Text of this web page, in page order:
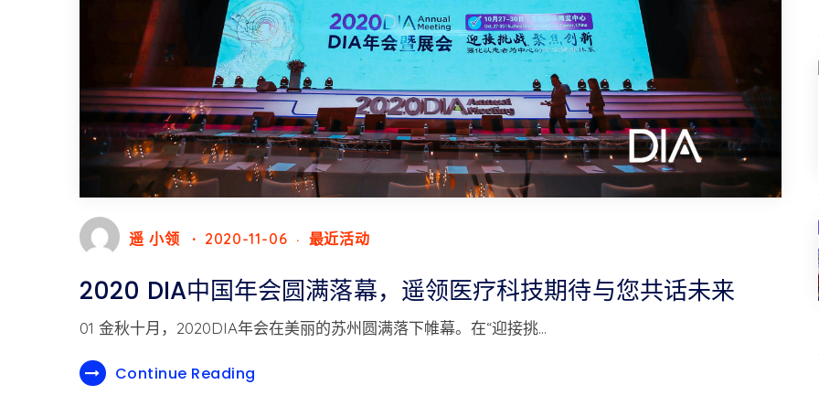
遥 小领 2020-11-06 最近活动
2020 DIA中国年会圆满落幕，遥领医疗科技期待与您共话未来
01 金秋十月，2020DIA年会在美丽的苏州圆满落下帷幕。在“迎接挑…
Continue Reading